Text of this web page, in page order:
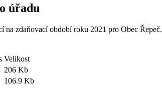
úřadu
na zdaňovací období roku 2021 pro Obec Řepeč.
Velikost
206 Kb
106.9 Kb